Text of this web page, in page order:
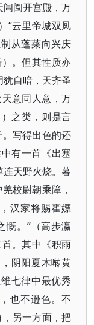
阊阖开宫殿，万
“云里帝城双凤
从蓬莱向兴庆
。但其性质亦
自暗，天齐圣
意同人意，万
之类，则是言
写得出色的还
有一首《出塞
天野火烧。暮
校尉朝乘障，
汉家将赐霍嫖
慨。”（高步瀛
。其中《积雨
阴阳夏木啭黄
七律中最优秀
也不逊色。不
另一方面，把